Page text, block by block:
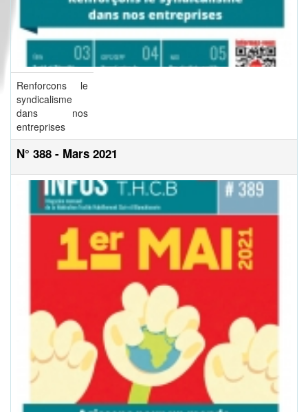
Renforcons le
syndicalisme
dans nos
entreprises
N° 388 - Mars 2021